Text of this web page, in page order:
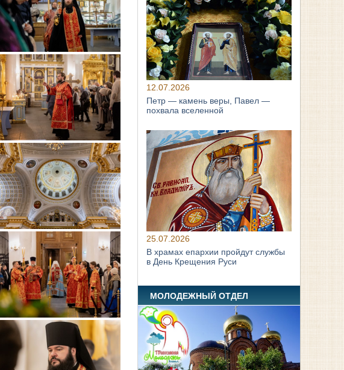
12.07.2026
Петр — камень веры, Павел —
похвала вселенной
25.07.2026
В храмах епархии пройдут службы
в День Крещения Руси
МОЛОДЕЖНЫЙ ОТДЕЛ